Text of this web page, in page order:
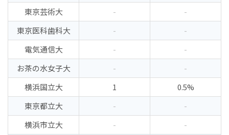
東京芸術大
-
-
東京医科歯科大
-
-
電気通信大
-
-
お茶の水女子大
-
-
横浜国立大
1
0.5%
東京都立大
-
-
横浜市立大
-
-